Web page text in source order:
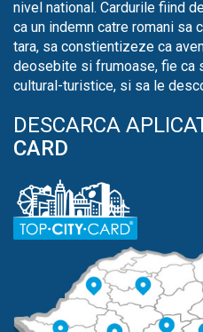
nivel national. Cardurile fiind
ca un indemn catre romani sa
tara, sa constientizeze ca
deosebite si frumoase, fie ca
cultural-turistice, si sa le
DESCARCA
CARD